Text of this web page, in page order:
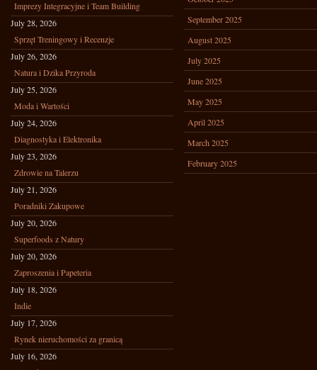
Imprezy Integracyjne i Team Building
July 28, 2026
Sprzęt Treningowy i Recenzje
July 26, 2026
Natura i Dzika Przyroda
July 25, 2026
Moda i Wartości
July 24, 2026
Diagnostyka i Elektronika
July 23, 2026
Zdrowie na Talerzu
July 21, 2026
Poradniki Zakupowe
July 20, 2026
Superfoods z Natury
July 20, 2026
Zaproszenia i Papeteria
July 18, 2026
Indie
July 17, 2026
Rynek nieruchomości za granicą
July 16, 2026
September 2025
August 2025
July 2025
June 2025
May 2025
April 2025
March 2025
February 2025